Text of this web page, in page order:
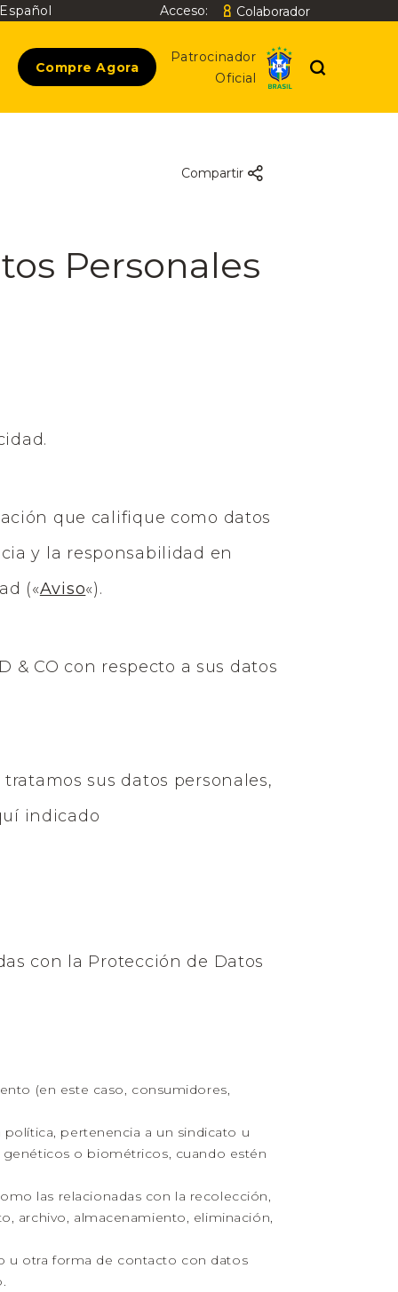
Buscar
Español Acceso: Colaborador
Compre Agora
Patrocinador
Oficial
Compartir
Personales
que califique como datos
y la responsabilidad en
(«Aviso«).
CO con respecto a sus datos
sus datos personales,
indicado
con la Protección de Datos
(en este caso, consumidores,
pertenencia a un sindicato u
genéticos o biométricos, cuando estén
las relacionadas con la recolección,
archivo, almacenamiento, eliminación,
u otra forma de contacto con datos